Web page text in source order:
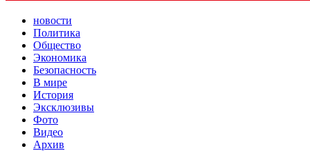
новости
Политика
Общество
Экономика
Безопасность
В мире
История
Эксклюзивы
Фото
Видео
Архив